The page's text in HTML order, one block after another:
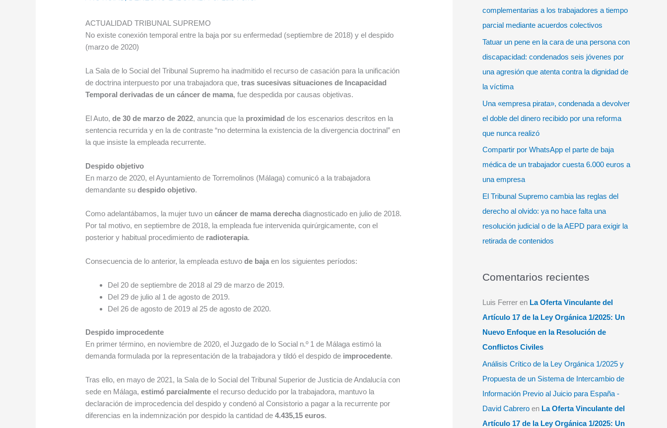
ACTUALIDAD TRIBUNAL SUPREMO
No existe conexión temporal entre la baja por su enfermedad (septiembre de 2018) y el despido
(marzo de 2020)
La Sala de lo Social del Tribunal Supremo ha inadmitido el recurso de casación para la unificación
de doctrina interpuesto por una trabajadora que, tras sucesivas situaciones de Incapacidad
Temporal derivadas de un cáncer de mama, fue despedida por causas objetivas.
El Auto,de 30 de marzo de 2022, anuncia que la proximidad de los escenarios descritos en la
sentencia recurrida y en la de contraste “no determina la existencia de la divergencia doctrinal” en
la que insiste la empleada recurrente.
Despido objetivo
En marzo de 2020, el Ayuntamiento de Torremolinos (Málaga) comunicó a la trabajadora
demandante sudespido objetivo.
Como adelantábamos, la mujer tuvo uncáncer de mama derecha diagnosticado en julio de 2018.
Por tal motivo, en septiembre de 2018, la empleada fue intervenida quirúrgicamente, con el
posterior y habitual procedimiento de radioterapia.
Consecuencia de lo anterior, la empleada estuvode baja en los siguientes períodos:
Del 20 de septiembre de 2018 al 29 de marzo de 2019.
Del 29 de julio al 1 de agosto de 2019.
Del 26 de agosto de 2019 al 25 de agosto de 2020.
Despido improcedente
En primer término, en noviembre de 2020, el Juzgado de lo Social n.º 1 de Málaga estimó la
demanda formulada por la representación de la trabajadora y tildó el despido de improcedente.
Tras ello, en mayo de 2021, la Sala de lo Social del Tribunal Superior de Justicia de Andalucía con
sede en Málaga,estimó parcialmente el recurso deducido por la trabajadora, mantuvo la
declaración de improcedencia del despido y condenó al Consistorio a pagar a la recurrente por
diferencias en la indemnización por despido la cantidad de4.435,15 euros.
complementarias a los trabajadores a tiempo
parcial mediante acuerdos colectivos
Tatuar un pene en la cara de una persona con
discapacidad: condenados seis jóvenes por
una agresión que atenta contra la dignidad de
la víctima
Una «empresa pirata», condenada a devolver
el doble del dinero recibido por una reforma
que nunca realizó
Compartir por WhatsApp el parte de baja
médica de un trabajador cuesta 6.000 euros a
una empresa
El Tribunal Supremo cambia las reglas del
derecho al olvido: ya no hace falta una
resolución judicial o de la AEPD para exigir la
retirada de contenidos
Comentarios recientes
Luis Ferrer en La Oferta Vinculante del
Artículo 17 de la Ley Orgánica 1/2025: Un
Nuevo Enfoque en la Resolución de
Conflictos Civiles
Análisis Crítico de la Ley Orgánica 1/2025 y
Propuesta de un Sistema de Intercambio de
Información Previo al Juicio para España -
David Cabrero en La Oferta Vinculante del
Artículo 17 de la Ley Orgánica 1/2025: Un